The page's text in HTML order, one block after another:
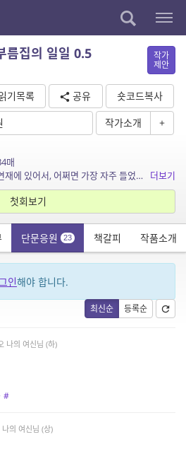
름집의 일일 0.5 작가
제안
기목록 공유
숏코드복사
작가소개 +
매
소개: 전에 완결낸 기이담의 연재에 있어서, 어쩌면 가장 자주 들었던 아쉬움이 단편을 더 보고싶다는 말씀이셨습니다. 저로서도 많은 미련이 남아 이렇듯 소소한 에피소드를 보내드리려 합니다....
더보기
첫회보기
단문응원 23 책갈피 작품소개
인해야 합니다.
최신순 등록순
나의 여신님 (하)
#
의 여신님 (상)